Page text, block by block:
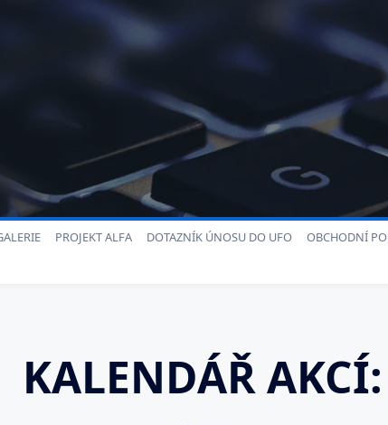
PROJEKT ALFA DOTAZNÍK ÚNOSU DO UFO OBCHODNÍ
KALENDÁŘ AKCÍ: